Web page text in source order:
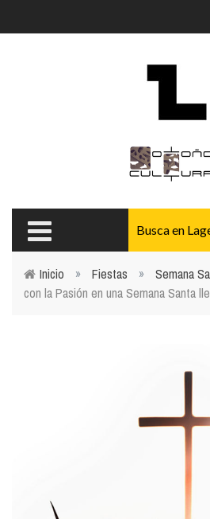
Usted está aquí
Inicio » Fiestas » Semana
con la Pasión en una Semana Santa